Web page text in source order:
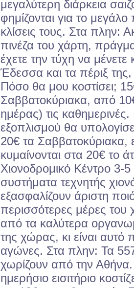
μεγαλύτερη διάρκεια
φημίζονται για το μεγάλο
κλίσεις τους. Στα πλην:
πινέζα του χάρτη,
έχετε την τύχη να
Έδεσσα και τα πέριξ
Πόσο θα μου κοστίσει;
Σαββατοκύριακα, από
ημέρας) τις καθημερινές.
εξοπλισμού θα
20€ τα
κυμαίνονται στα 20€ το
Χιονοδρομικό Κέντρο
συστήματα τεχνητής
εξασφαλίζουν άριστη
περισσότερες μέρες του
από τα καλύτερα
της χώρας, κι είναι αυτό
αγώνες. Στα πλην: Τα
χωρίζουν από την
ημερήσιο εισιτήριο